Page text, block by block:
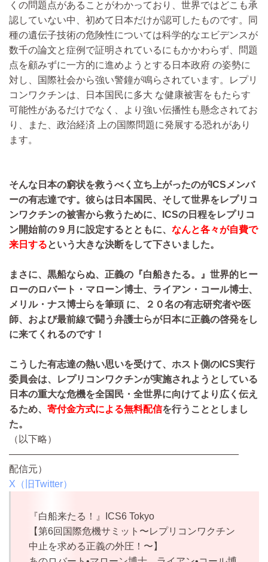
くの問題点があることがわかっており、世界ではどこも承
認していない中、初めて日本だけが認可したものです。同
種の遺伝子技術の危険性については科学的なエビデンスが
数千の論文と症例で証明されているにもかかわらず、問題
点を顧みずに一方的に進めようとする日本政府 の姿勢に
対し、国際社会から強い警鐘が鳴らされています。レプリ
コンワクチンは、日本国民に多大 な健康被害をもたらす
可能性があるだけでなく、より強い伝播性も懸念されてお
り、また、政治経済 上の国際問題に発展する恐れがあり
ます。
そんな日本の窮状を救うべく立ち上がったのがICSメンバ
ーの有志達です。彼らは日本国民、そして世界をレプリコ
ンワクチンの被害から救うために、ICSの日程をレプリコ
ン開始前の９月に設定するとともに、 なんと各々が自費で
来日するという大きな決断をして下さいました。
まさに、黒船ならぬ、正義の『白船きたる。』世界的ヒー
ローのロバート・マローン博士、ライアン・コール博士、
メリル・ナス博士らを筆頭 に、２０名の有志研究者や医
師、および最前線で闘う弁護士らが日本に正義の啓発をし
に来てくれるのです！
こうした有志達の熱い思いを受けて、ホスト側のICS実行
委員会は、レプリコンワクチンが実施されようとしている
日本の重大な危機を全国民・全世界に向けてより広く伝え
るため、 寄付金方式による無料配信を行うこととしまし
た。
（以下略）
————————————————————————
配信元）
X（旧Twitter）
『白船来たる！』ICS6 Tokyo
【第6回国際危機サミット〜レプリコンワクチン
中止を求める正義の外圧！〜】